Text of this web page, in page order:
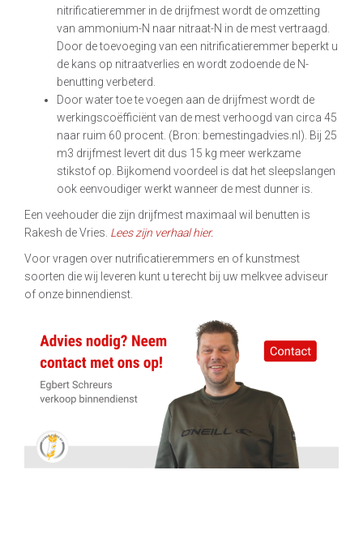
nitrificatieremmer in de drijfmest wordt de omzetting
van ammonium-N naar nitraat-N in de mest vertraagd.
Door de toevoeging van een nitrificatieremmer beperkt u
de kans op nitraatverlies en wordt zodoende de N-
benutting verbeterd.
Door water toe te voegen aan de drijfmest wordt de
werkingscoëfficiënt van de mest verhoogd van circa 45
naar ruim 60 procent. (Bron: bemestingadvies.nl). Bij 25
m3 drijfmest levert dit dus 15 kg meer werkzame
stikstof op. Bijkomend voordeel is dat het sleepslangen
ook eenvoudiger werkt wanneer de mest dunner is.
Een veehouder die zijn drijfmest maximaal wil benutten is
Rakesh de Vries. Lees zijn verhaal hier.
Voor vragen over nutrificatieremmers en of kunstmest
soorten die wij leveren kunt u terecht bij uw melkvee adviseur
of onze binnendienst.